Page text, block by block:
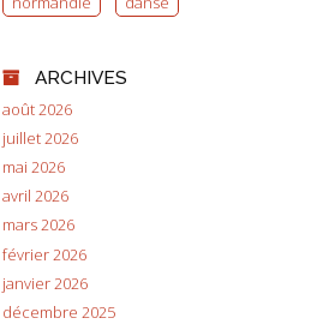
ARCHIVES
août 2026
juillet 2026
mai 2026
avril 2026
mars 2026
février 2026
janvier 2026
décembre 2025